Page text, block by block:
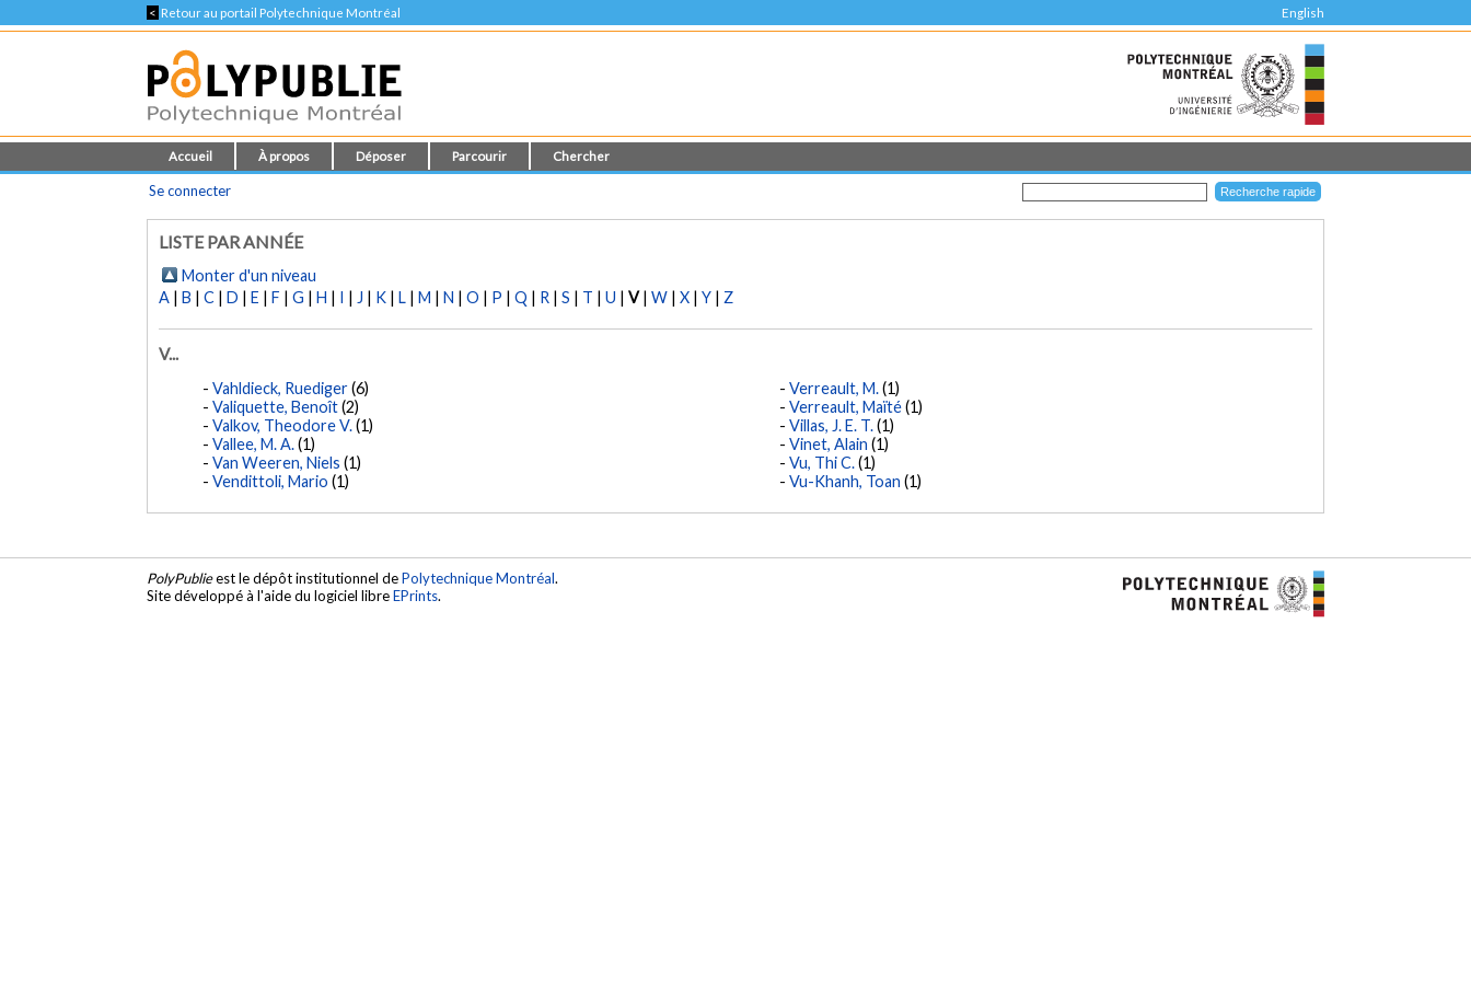
< Retour au portail Polytechnique Montréal English
Accueil À propos Déposer Parcourir Chercher
Se connecter
LISTE PAR ANNÉE
Monter d'un niveau
A |B |C |D |E |F |G |H | I | J | K |L |M |N |O | P |Q | R |S | T |U |V|W |X |Y | Z
V...
Vahldieck, Ruediger(6)
Valiquette, Benoît(2)
Valkov, Theodore V.(1)
Vallee, M. A.(1)
Van Weeren, Niels (1)
Vendittoli, Mario (1)
Verreault, M.(1)
Verreault, Maïté(1)
Villas, J. E. T.(1)
Vinet, Alain (1)
Vu, Thi C.(1)
Vu-Khanh, Toan (1)
PolyPublieest le dépôt institutionnel dePolytechnique Montréal.
Site développé à l'aide du logiciel libreEPrints.